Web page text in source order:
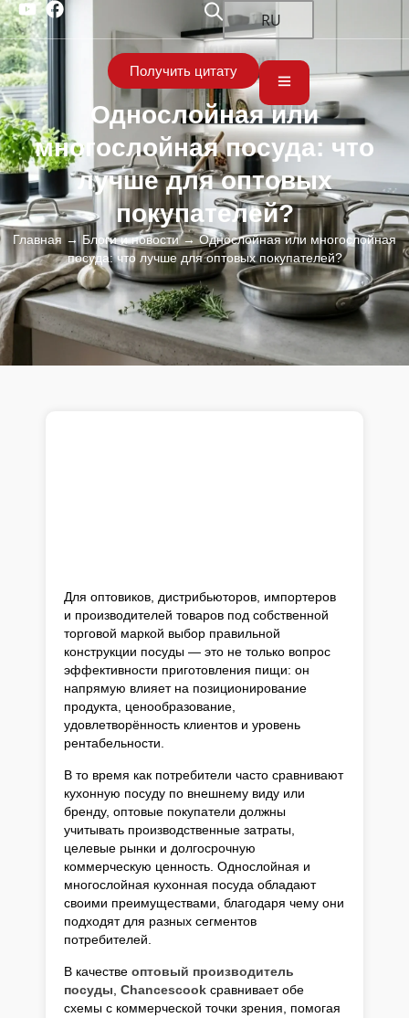
RU
Получить цитату
Однослойная или
многослойная посуда: что
лучше для оптовых
покупателей?
Главная →Блоги и новости→ Однослойная или многослойная
посуда: что лучше для оптовых покупателей?
Для оптовиков, дистрибьюторов, импортеров
и производителей товаров под собственной
торговой маркой выбор правильной
конструкции посуды — это не только вопрос
эффективности приготовления пищи: он
напрямую влияет на позиционирование
продукта, ценообразование,
удовлетворённость клиентов и уровень
рентабельности.
В то время как потребители часто сравнивают
кухонную посуду по внешнему виду или
бренду, оптовые покупатели должны
учитывать производственные затраты,
целевые рынки и долгосрочную
коммерческую ценность. Однослойная и
многослойная кухонная посуда обладают
своими преимуществами, благодаря чему они
подходят для разных сегментов
потребителей.
В качестве оптовый производитель
посуды, Chancescook сравнивает обе
схемы с коммерческой точки зрения, помогая